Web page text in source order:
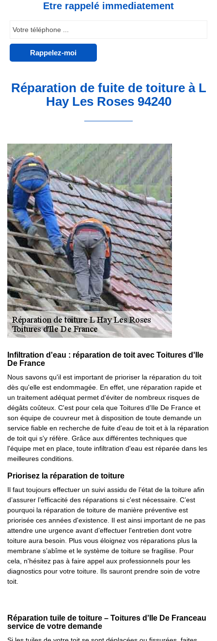
Etre rappelé immediatement
Réparation de fuite de toiture à L
Hay Les Roses 94240
Infiltration d'eau : réparation de toit avec Toitures d'Ile
De France
Nous savons qu'il est important de prioriser la réparation du toit
dès qu'elle est endommagée. En effet, une réparation rapide et
un traitement adéquat permet d'éviter de nombreux risques de
dégâts coûteux. C'est pour cela que Toitures d'Ile De France et
son équipe de couvreur met à disposition de toute demande un
service fiable en recherche de fuite d'eau de toit et à la réparation
de toit qui s'y réfère. Grâce aux différentes techniques que
l'équipe met en place, toute infiltration d'eau est réparée dans les
meilleures conditions.
Priorisez la réparation de toiture
Il faut toujours effectuer un suivi assidu de l’état de la toiture afin
d’assurer l’efficacité des réparations si c'est nécessaire. C’est
pourquoi la réparation de toiture de manière préventive est
priorisée ces années d'existence. Il est ainsi important de ne pas
attendre une urgence avant d’effectuer l'entretien dont votre
toiture aura besoin. Plus vous éloignez vos réparations plus la
membrane s’abîme et le système de toiture se fragilise. Pour
cela, n'hésitez pas à faire appel aux professionnels pour les
diagnostics pour votre toiture. Ils sauront prendre soin de votre
toit.
Réparation tuile de toiture – Toitures d'Ile De Franceau
service de votre demande